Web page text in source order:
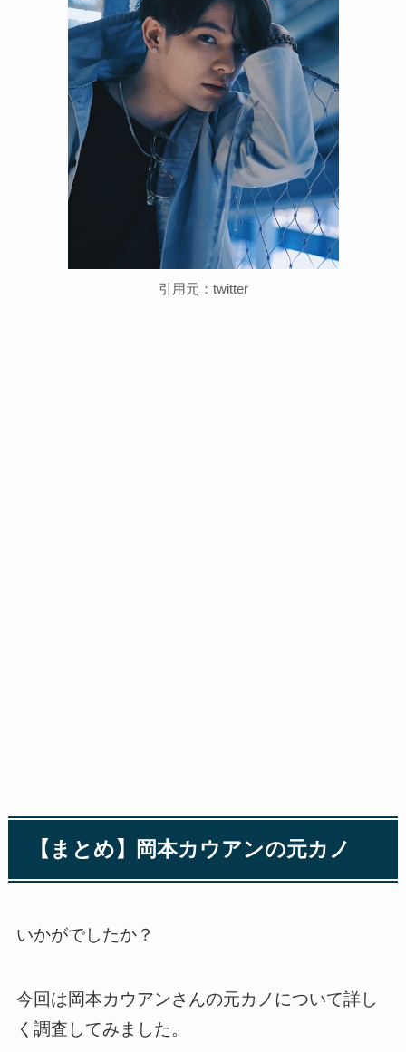
引用元：twitter
【まとめ】岡本カウアンの元カノ
いかがでしたか？
今回は岡本カウアンさんの元カノについて詳し
く調査してみました。